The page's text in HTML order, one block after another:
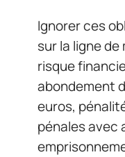
Ignorer ces
sur la ligne
risque
abondement
euros,
pénales avec